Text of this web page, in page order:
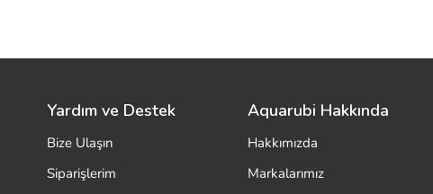
Yardım ve Destek
Bize Ulaşın
Siparişlerim
Aquarubi Hakkında
Hakkımızda
Markalarımız